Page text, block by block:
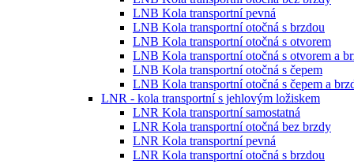
LNB Kola transportní pevná
LNB Kola transportní otočná s brzdou
LNB Kola transportní otočná s otvorem
LNB Kola transportní otočná s otvorem a
LNB Kola transportní otočná s čepem
LNB Kola transportní otočná s čepem a
LNR - kola transportní s jehlovým ložiskem
LNR Kola transportní samostatná
LNR Kola transportní otočná bez brzdy
LNR Kola transportní pevná
LNR Kola transportní otočná s brzdou